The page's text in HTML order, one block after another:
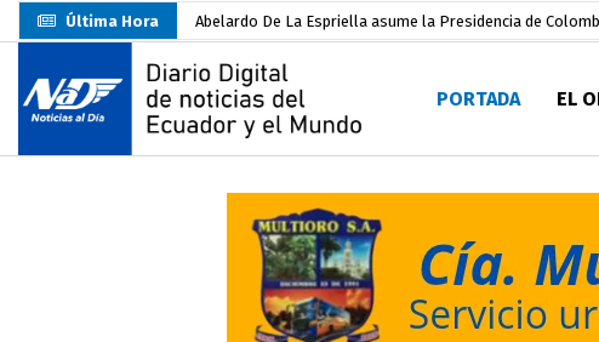
Última Hora Abelardo De La Espriella asume la Presidencia de
Sin objeciones la candidatura de Carlos Rodríguez para la
Más de 3.800 escuelas estarían en riesgo por El Niño
Nuevo Santa Rosa Sporting Club inicia su camino en la
Unidad Popular confirma acuerdo político con RC,
Delegación de El Oro fiscaliza propaganda electoral
Gobierno Estudiantil Ugartino 2026-2027, fue
Darwin Pereira oficializa su candidatura a la alcaldía de
PORTADA EL